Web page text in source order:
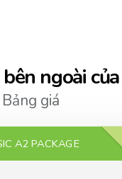
ngoài
Bảng giá
A2 PACKAGE